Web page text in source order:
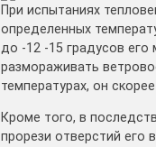
При испытаниях
определенных
до -12 -15 градусов
размораживать
температурах, он
Кроме того, в
прорези отверстий его